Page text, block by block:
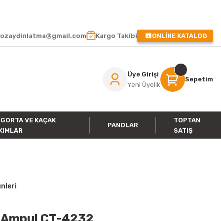
Kargo Takibi ONLİNE KATALOG
Üye Girişi
Yeni Üyelik
Sepetim
VE KAÇAK
PANOLAR
TOPTAN
SATIŞ